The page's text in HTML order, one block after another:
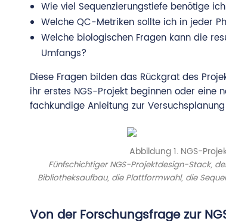
Wie viel Sequenzierungstiefe benötige
Welche QC-Metriken sollte ich in jeder
Welche biologischen Fragen kann die
Umfangs?
Diese Fragen bilden das Rückgrat des
ihr erstes NGS-Projekt beginnen oder eine
fachkundige Anleitung zur
Abbildung 1. NGS-
Fünfschichtiger NGS-Projektdesign-Stack,
Bibliotheksaufbau, die Plattformwahl, die
Von der Forschungsfrage zur